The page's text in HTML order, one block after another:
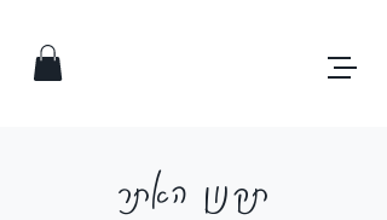
תקנון האתר